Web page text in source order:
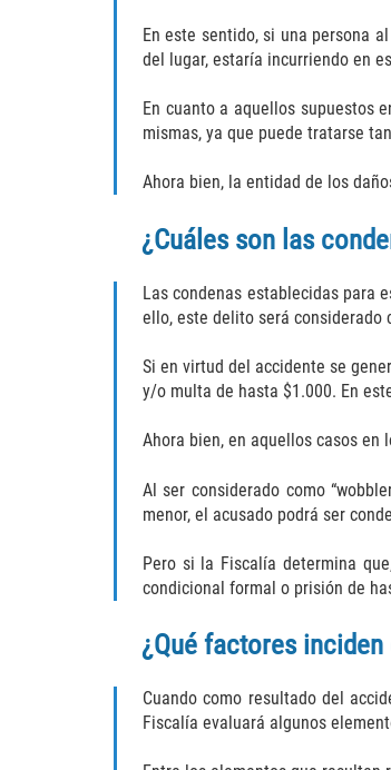
En este sentido, si una persona
del lugar, estaría incurriendo en
En cuanto a aquellos supuestos
mismas, ya que puede tratarse
Ahora bien, la entidad de los
¿Cuáles son las
Las condenas establecidas para
ello, este delito será considerado
Si en virtud del accidente se
y/o multa de hasta $1.000. En
Ahora bien, en aquellos casos en
Al ser considerado como
menor, el acusado podrá ser
Pero si la Fiscalía determina
condicional formal o prisión de
¿Qué factores
Cuando como resultado del
Fiscalía evaluará algunos